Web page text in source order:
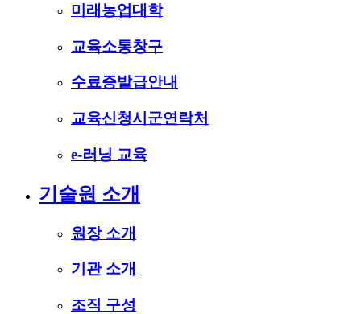
미래농업대학
교육소통창구
수료증발급안내
교육신청시군연락처
e-러닝 교육
기술원 소개
원장 소개
기관 소개
조직 구성